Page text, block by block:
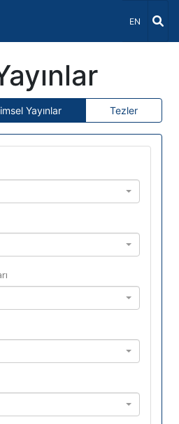
Dil Seçiniz
EN
Yayınlar Tezler